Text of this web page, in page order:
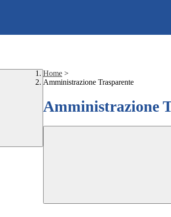
Home >
Amministrazione Trasparente
Amministrazione